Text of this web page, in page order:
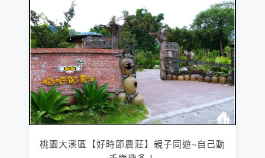
桃園大溪區【好時節農莊】親子同遊~自己動